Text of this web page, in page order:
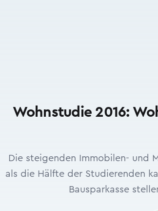
Wohnstudie 2016:
Die steigenden Immobilen- und
als die Hälfte der Studierenden
Bausparkasse